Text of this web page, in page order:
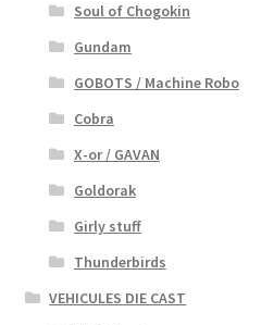
Soul of Chogokin
Gundam
GOBOTS / Machine Robo
Cobra
X-or / GAVAN
Goldorak
Girly stuff
Thunderbirds
VEHICULES DIE CAST